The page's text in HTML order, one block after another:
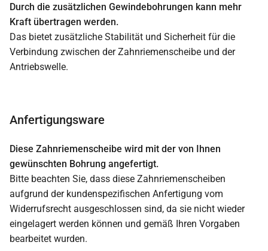
Durch die zusätzlichen Gewindebohrungen kann mehr
Kraft übertragen werden.
Das bietet zusätzliche Stabilität und Sicherheit für die
Verbindung zwischen der Zahnriemenscheibe und der
Antriebswelle.
Anfertigungsware
Diese Zahnriemenscheibe wird mit der von Ihnen
gewünschten Bohrung angefertigt.
Bitte beachten Sie, dass diese Zahnriemenscheiben
aufgrund der kundenspezifischen Anfertigung vom
Widerrufsrecht ausgeschlossen sind, da sie nicht wieder
eingelagert werden können und gemäß Ihren Vorgaben
bearbeitet wurden.